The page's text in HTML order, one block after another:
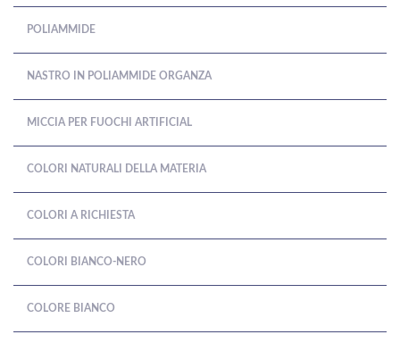
POLIAMMIDE
NASTRO IN POLIAMMIDE ORGANZA
MICCIA PER FUOCHI ARTIFICIAL
COLORI NATURALI DELLA MATERIA
COLORI A RICHIESTA
COLORI BIANCO-NERO
COLORE BIANCO